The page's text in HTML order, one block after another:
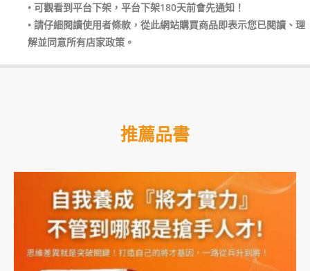
• 可觀看到平台下架，平台下架180天前會先通知！
• 請仔細閱讀使用者條款，從此網站購買商品即表示您已閱讀、理
解並同意所有店家政策。
推薦品書